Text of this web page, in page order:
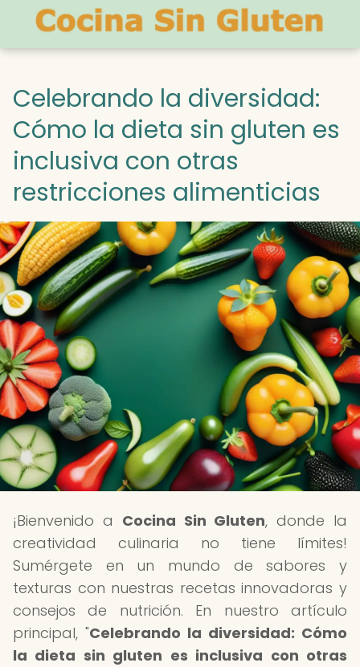
Celebrando la diversidad:
Cómo la dieta sin gluten es
inclusiva con otras
restricciones alimenticias
¡Bienvenido a Cocina Sin Gluten, donde la
creatividad culinaria no tiene límites!
Sumérgete en un mundo de sabores y
texturas con nuestras recetas innovadoras y
consejos de nutrición. En nuestro artículo
principal, "Celebrando la diversidad: Cómo
la dieta sin gluten es inclusiva con otras